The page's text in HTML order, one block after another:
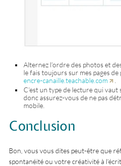
Alternez l’ordre des photos et
le fais toujours sur mes pages
encre-canaille.teachable.com
C’est un type de lecture qui
donc assurez-vous de ne pas
mobile.
Conclusion
Bon, vous vous dites peut-être que
spontanéité ou votre créativité à l’écrit.